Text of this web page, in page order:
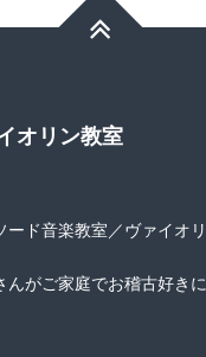
オリン教室
ード音楽教室／ヴァイオ
んがご家庭でお稽古好き